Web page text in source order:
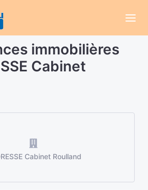
immobilières
Cabinet
Cabinet Roulland